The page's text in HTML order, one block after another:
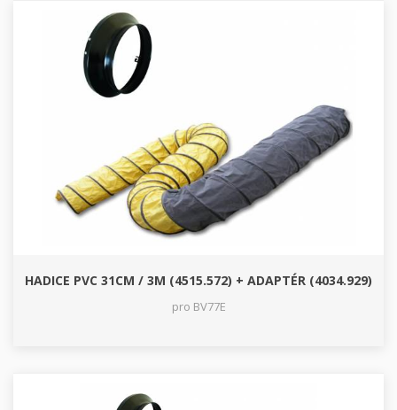
HADICE PVC 31CM / 3M (4515.572) + ADAPTÉR (4034.929)
pro BV77E